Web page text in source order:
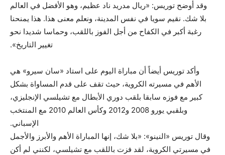
وقد أوضح توريس: «ريال مدريد ناد عظيم، وهو الأفضل في العالم
بلا شك. نقيم سويا في نفس المدينة، ونعلم معنى هذا. هذا يمنحنا
رغبة أكبر في الكفاح من أجل الفوز باللقب، وحماسا شديدا نحو
تغيير التاريخ».
وأكد توريس أيضاً أن مباراة اليوم على استاد «سان سيرو» هي
الأهم في مسيرته الكروية، حيث تقف على قدم المساواة بشكل
كبير مع فوزه سابقا بلقب دوري الأبطال مع تشيلسي الإنجليزي،
وبلقبي يورو 2008 و2012 وكأس العالم 2010 مع المنتخب
الإسباني.
وقال توريس «النينو»: «بلا شك، إنها المباراة الأهم والأبرز والأجمل
في مسيرتي الكروية، لقد فزت باللقب مع تشيلسي، لكنني لم أكن